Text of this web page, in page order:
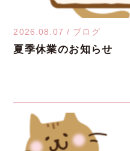
2026.08.07 / ブログ
夏季休業のお知らせ